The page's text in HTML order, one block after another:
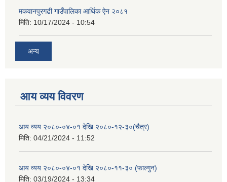
मकवानपुरगढी गाउँपालिका आर्थिक ‌‌‌ऐन २०८१
मिति: 10/17/2024 - 10:54
अन्य
आय व्यय विवरण
आय व्यय २०८०-०४-०१ देखि २०८०-१२-३०(चैत्र)
मिति: 04/21/2024 - 11:52
आय व्यय २०८०-०४-०१ देखि २०८०-११-३० (फाल्गुन)
मिति: 03/19/2024 - 13:34